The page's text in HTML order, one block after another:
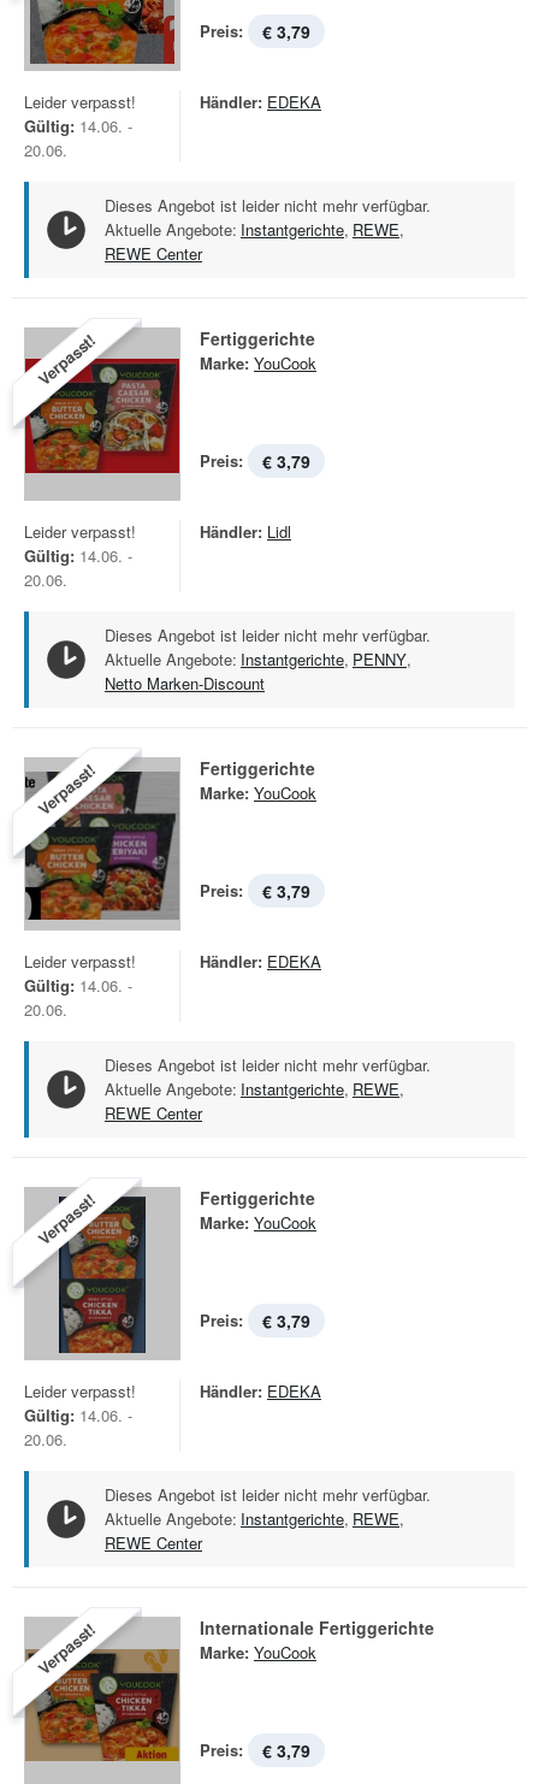
Preis: € 3,79
Leider verpasst!
Gültig: 14.06. -
20.06.
Händler: EDEKA
Dieses Angebot ist leider nicht mehr verfügbar.
Aktuelle Angebote: Instantgerichte, REWE,
REWE Center
Verpasst! Fertiggerichte
Marke: YouCook
Preis: € 3,79
Leider verpasst!
Gültig: 14.06. -
20.06.
Händler: Lidl
Dieses Angebot ist leider nicht mehr verfügbar.
Aktuelle Angebote: Instantgerichte, PENNY,
Netto Marken-Discount
Verpasst! Fertiggerichte
Marke: YouCook
Preis: € 3,79
Leider verpasst!
Gültig: 14.06. -
20.06.
Händler: EDEKA
Dieses Angebot ist leider nicht mehr verfügbar.
Aktuelle Angebote: Instantgerichte, REWE,
REWE Center
Verpasst! Fertiggerichte
Marke: YouCook
Preis: € 3,79
Leider verpasst!
Gültig: 14.06. -
20.06.
Händler: EDEKA
Dieses Angebot ist leider nicht mehr verfügbar.
Aktuelle Angebote: Instantgerichte, REWE,
REWE Center
Verpasst! Internationale Fertiggerichte
Marke: YouCook
Preis: € 3,79